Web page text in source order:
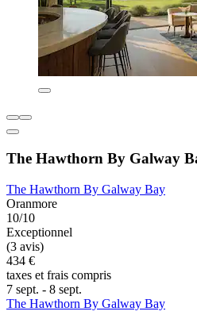
The Hawthorn By Galway
The Hawthorn By Galway Bay
Oranmore
10/10
Exceptionnel
(3 avis)
434 €
taxes et frais compris
7 sept. - 8 sept.
The Hawthorn By Galway Bay